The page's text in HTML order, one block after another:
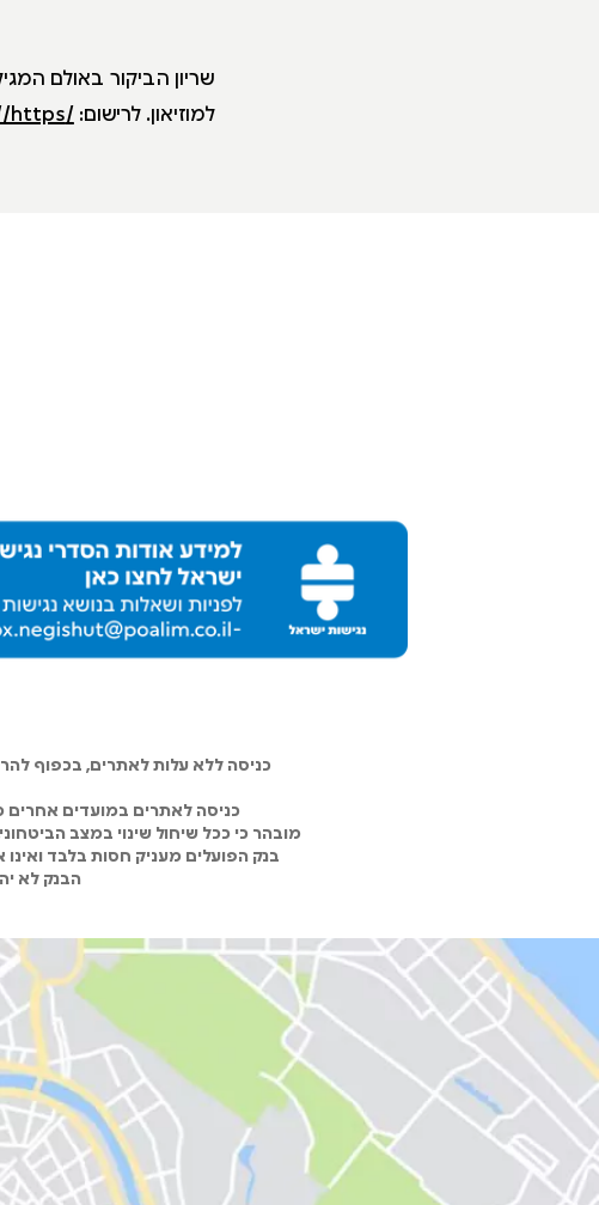
שריון הביקור באולם
למוזיאון. לרישום:/1101show/il.co.smarticket.imj://https
כניסה ללא עלות לאתרים, בכפוף
כניסה לאתרים במועדים אחרים
מובהר כי ככל שיחול שינוי במצב
בנק הפועלים מעניק חסות בלבד
הבנק לא